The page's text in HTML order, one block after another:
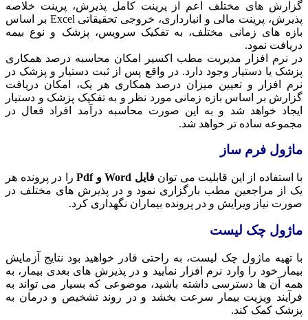
گزارش های مختلف اعم از پرینت کامل پذیرش، پرینت خلاصه
پذیرش، پرینت مالی و انبارداری، خروجی تحقیقاتی Excel بر اساس
بازه های زمانی مختلف، به تفکیک سرویس، پزشک و نوع بیمه
دریافت نمود.
در نرم افزار مدیریت مطب اکسیر امکان محاسبه درصد همکاری
پزشک یا دستیار وجود دارد. در واقع پس از ثبت دستیار و پزشک در
نرم افزار و تعیین میزان درصد همکاری هر یک، امکان دریافت
گزارش بر اساس بازه زمانی مورد نظر و به تفکیک پزشک و دستیار
ایجاد خواهد شد و به این صورت محاسبه درآمد افراد فعال در
مجموعه ساده تر خواهد شد.
ماژول فرم ساز
با استفاده از این قابلیت می توانفایل Word و Pdf
را در پرونده هر
یک از مراجعین مطب بارگزاری نمود و در پذیرش های مختلف در
صورت نیاز ویرایش و در پرونده بیماران نگهداری کرد.
ماژول چک لیست
با تهیه ماژول چک لیست، به راحتی قادر خواهید بود نتایج آزمایش
بیمار خود را وارد نرم افزار نمایید و در پذیرش های بعدی بیمار، به
همه آن ها دسترسی داشته باشید، موضوعی که بسیار می تواند به
فرآیند ویزیت بیمار سرعت بخشد و در روند تشخیص و درمان به
پزشک کمک کند.